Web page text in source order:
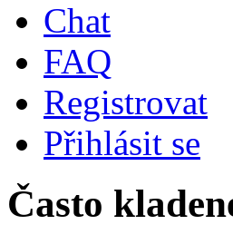
Chat
FAQ
Registrovat
Přihlásit se
Často